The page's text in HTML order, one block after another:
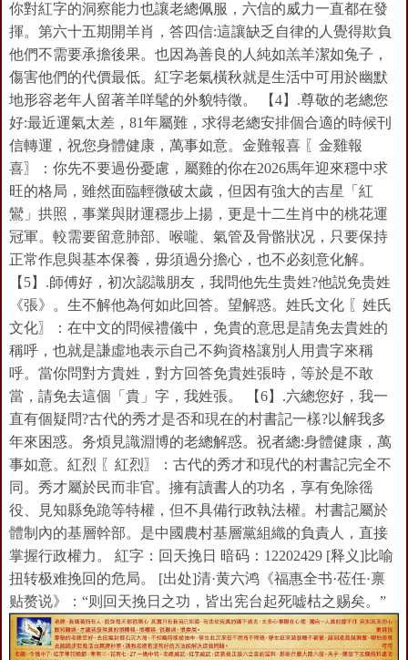
你對紅字的洞察能力也讓老總佩服，六信的威力一直都在發
揮。第六十五期開羊肖，答四信:這讓缺乏自律的人覺得欺負
他們不需要承擔後果。也因為善良的人純如羔羊潔如兔子，
傷害他們的代價最低。紅字老氣橫秋就是生活中可用於幽默
地形容老年人留著羊咩髦的外貌特徵。 【4】.尊敬的老總您
好:最近運氣太差，81年屬難，求得老總安排個合適的時候刊
信轉運，祝您身體健康，萬事如意。金難報喜 〖金雞報
喜〗：你先不要過份憂慮，屬雞的你在2026馬年迎來穩中求
旺的格局，雖然面臨輕微破太歲，但因有強大的吉星「紅
鸞」拱照，事業與財運穩步上揚，更是十二生肖中的桃花運
冠軍。較需要留意肺部、喉嚨、氣管及骨骼狀况，只要保持
正常作息與基本保養，毋須過分擔心，也不必刻意化解。
【5】.師傅好，初次認識朋友，我問他先生贵姓?他説免贵姓
《張》。生不解他為何如此回答。望解惑。姓氏文化 〖姓氏
文化〗：在中文的問候禮儀中，免貴的意思是請免去貴姓的
稱呼，也就是謙虛地表示自己不夠資格讓別人用貴字來稱
呼。當你問對方貴姓，對方回答免貴姓張時，等於是不敢
當，請免去這個「貴」字，我姓張。 【6】.六總您好，我一
直有個疑問?古代的秀才是否和現在的村書記一樣?以解我多
年來困惑。务煩見識淵博的老總解惑。祝者總:身體健康，萬
事如意。紅烈 〖紅烈〗：古代的秀才和現代的村書記完全不
同。秀才屬於民而非官。擁有讀書人的功名，享有免除徭
役、見知縣免跪等特權，但不具備行政執法權。村書記屬於
體制內的基層幹部。是中國農村基層黨組織的負責人，直接
掌握行政權力。 紅字：回天挽日 暗码：12202429 [释义]比喻
扭转极难挽回的危局。 [出处]清·黄六鸿《福惠全书·莅任·禀
贴赘说》：“则回天挽日之功，皆出宪台起死嘘枯之赐矣。”